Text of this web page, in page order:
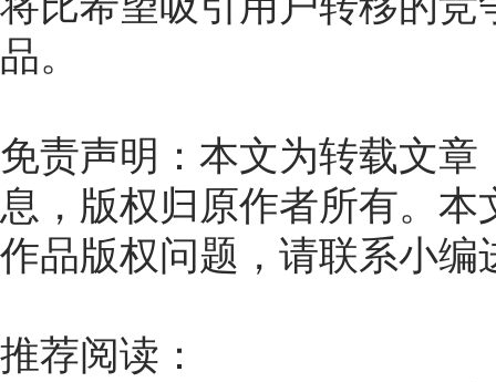
品。
免责声明：本文为转载文
息，版权归原作者所有。
作品版权问题，请联系小编
推荐阅读：